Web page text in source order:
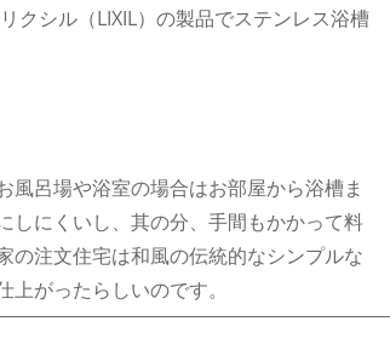
クシル（LIXIL）の製品でステンレス浴槽
風呂場や浴室の場合はお部屋から浴槽ま
しにくいし、其の分、手間もかかって料
注文住宅は和風の伝統的なシンプルな
がったらしいのです。